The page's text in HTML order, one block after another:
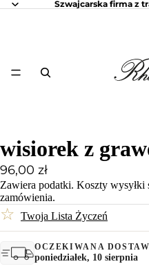
Szwajcarska firma z
wisiorek z
96,00 zł
Zawiera podatki. Koszty wysyłki
zamówienia.
☆ Twoja Lista Życzeń
OCZEKIWANA
poniedziałek, 10 sierpnia